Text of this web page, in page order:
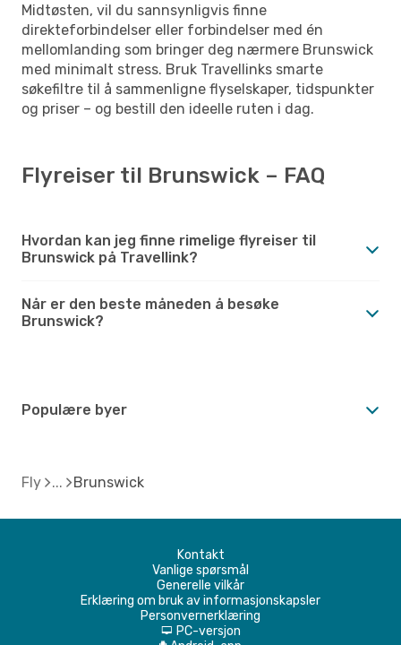
Midtøsten, vil du sannsynligvis finne
direkteforbindelser eller forbindelser med én
mellomlanding som bringer deg nærmere Brunswick
med minimalt stress. Bruk Travellinks smarte
søkefiltre til å sammenligne flyselskaper, tidspunkter
og priser – og bestill den ideelle ruten i dag.
Flyreiser til Brunswick – FAQ
Hvordan kan jeg finne rimelige flyreiser til
Brunswick på Travellink?
Når er den beste måneden å besøke
Brunswick?
Populære byer
Fly Brunswick
Kontakt
Vanlige spørsmål
Generelle vilkår
Erklæring om bruk av informasjonskapsler
Personvernerklæring
d PC-versjon